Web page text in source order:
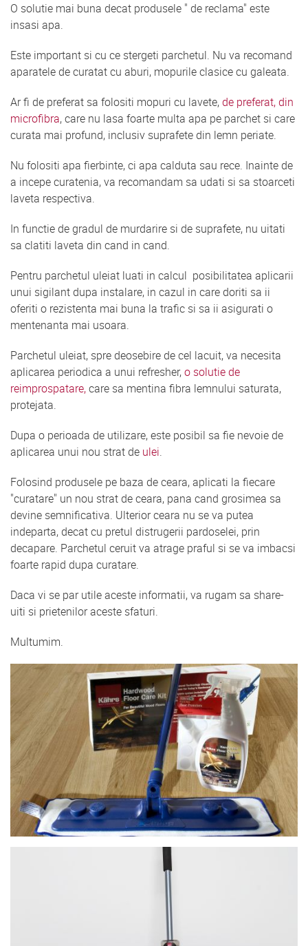
O solutie mai buna decat produsele " de reclama" este
insasi apa.
Este important si cu ce stergeti parchetul. Nu va recomand
aparatele de curatat cu aburi, mopurile clasice cu galeata.
Ar fi de preferat sa folositi mopuri cu lavete,de preferat, din
microfibra, care nu lasa foarte multa apa pe parchet si care
curata mai profund, inclusiv suprafete din lemn periate.
Nu folositi apa fierbinte, ci apa calduta sau rece. Inainte de
a incepe curatenia, va recomandam sa udati si sa stoarceti
laveta respectiva.
In functie de gradul de murdarire si de suprafete, nu uitati
sa clatiti laveta din cand in cand.
Pentru parchetul uleiat luati in calcul posibilitatea aplicarii
unui sigilant dupa instalare, in cazul in care doriti sa ii
oferiti o rezistenta mai buna la trafic si sa ii asigurati o
mentenanta mai usoara.
Parchetul uleiat, spre deosebire de cel lacuit, va necesita
aplicarea periodica a unui refresher,o solutie de
reimprospatare,care sa mentina fibra lemnului saturata,
protejata.
Dupa o perioada de utilizare, este posibil sa fie nevoie de
aplicarea unui nou strat de ulei.
Folosind produsele pe baza de ceara, aplicati la fiecare
"curatare" un nou strat de ceara, pana cand grosimea sa
devine semnificativa. Ulterior ceara nu se va putea
indeparta, decat cu pretul distrugerii pardoselei, prin
decapare. Parchetul ceruit va atrage praful si se va imbacsi
foarte rapid dupa curatare.
Daca vi se par utile aceste informatii, va rugam sa share-
uiti si prietenilor aceste sfaturi.
Multumim.